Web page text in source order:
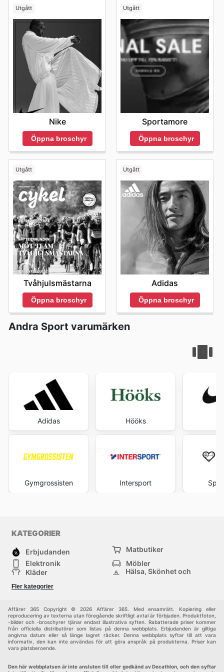
Utgått
Nike
Öppna broschyr
Utgått
Sportamore
Öppna broschyr
Utgått
Tvåhjulsmästarna
Öppna broschyr
Utgått
Adidas
Öppna broschyr
Andra Sport varumärken
Adidas
Gymgrossisten
Hööks
Intersport
KATEGORIER
Erbjudanden
Matbutiker
Elektronik
Möbler
Kläder
Hälsa, Skönhet och
Bygg & Trädgård
Fler kategorier
Affärer 365 Copyright © 2026 Affärer 365. Med ensamrätt. Kopiering eller
reproducering av texterna utan föregående skriftligt avtal är förbjuden. Produktfoton,
-bilder och -broschyrer tjänar endast illustrativa syften. Rabatterade priser kommer
från officiella distributörer som listas på denna webbplats. Erbjudanden är giltiga
angivna datum eller så länge lagret räcker. Denna webbplats syftar till att vara
informativ, den kan inte användas för att göra anspråk på produkterna. Priser kan
vara platsberoende.
Den här webbplatsen är inte ansluten till eller godkänd av Decathlon, och den syftar